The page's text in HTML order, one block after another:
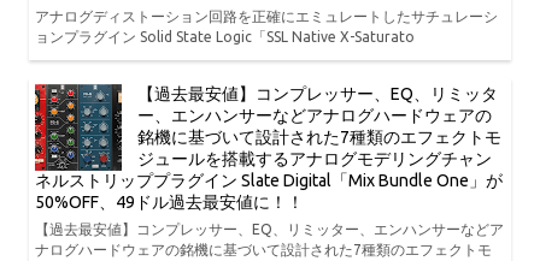
アナログディストーション回路を正確にエミュレートしたサチュレーシ
ョンプラグイン Solid State Logic「SSL Native X-Saturato
【過去最安値】コンプレッサー、EQ、リミッタ
ー、エンハンサーなどアナログハードウェアの
銘機に基づいて設計された7種類のエフェクトモ
ジュールを搭載するアナログモデリングチャン
ネルストリッププラグイン Slate Digital「Mix Bundle One」が
50%OFF、49ドル過去最安値に！！
【過去最安値】コンプレッサー、EQ、リミッター、エンハンサーなどア
ナログハードウェアの銘機に基づいて設計された7種類のエフェクトモ